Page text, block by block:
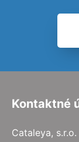
Kontaktné
Cataleya, s.r.o.